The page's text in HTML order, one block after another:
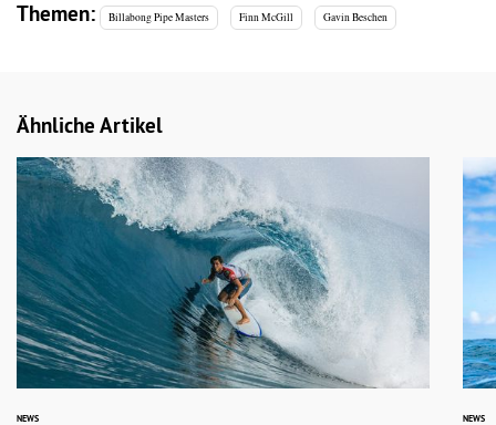
Themen: Billabong Pipe Masters Finn McGill Gavin Beschen
Ähnliche Artikel
NEWS NEWS